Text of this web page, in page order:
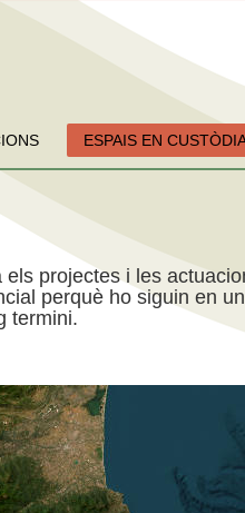
ESPAIS EN
projectes i les
perquè ho siguin en
termini.